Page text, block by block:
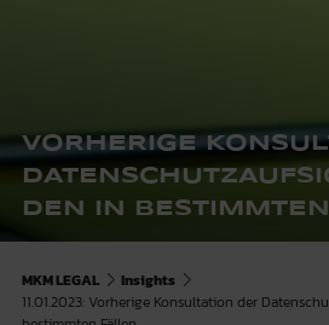
VORHERIGE
DEN IN
MKM LEGAL
Insights
11.01.2023: Vorherige Konsultation der